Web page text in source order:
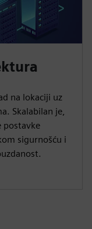
na lokaciji uz
Skalabilan je,
postavke
sigurnošću i